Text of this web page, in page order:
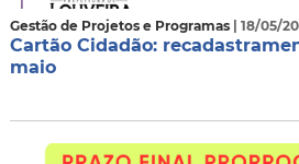
Gestão de Projetos e Programas | 18/05/
Cartão Cidadão:
maio